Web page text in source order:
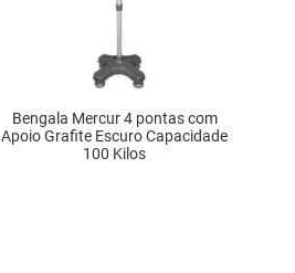
Bengala Mercur 4 pontas com
Apoio Grafite Escuro Capacidade
100 Kilos